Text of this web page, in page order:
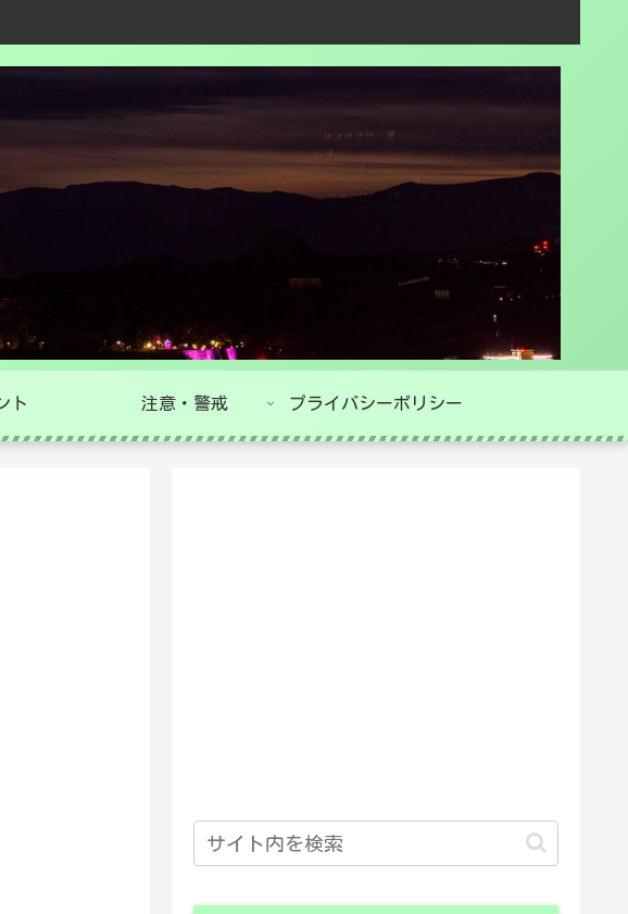
ト 注意・警戒 プライバシーポリシー